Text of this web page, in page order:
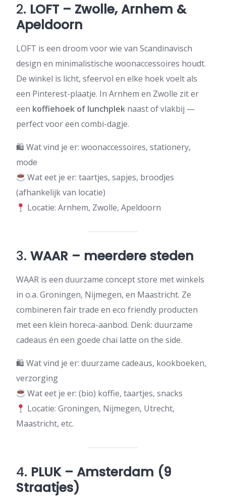
2. LOFT – Zwolle, Arnhem &
Apeldoorn
LOFT is een droom voor wie van Scandinavisch
design en minimalistische woonaccessoires houdt.
De winkel is licht, sfeervol en elke hoek voelt als
een Pinterest-plaatje. In Arnhem en Zwolle zit er
een koffiehoek of lunchplek naast of vlakbij —
perfect voor een combi-dagje.
🛍 Wat vind je er: woonaccessoires, stationery,
mode
Wat eet je er: taartjes, sapjes, broodjes
(afhankelijk van locatie)
Locatie: Arnhem, Zwolle, Apeldoorn
3. WAAR – meerdere steden
WAAR is een duurzame concept store met winkels
in o.a. Groningen, Nijmegen, en Maastricht. Ze
combineren fair trade en eco friendly producten
met een klein horeca-aanbod. Denk: duurzame
cadeaus én een goede chai latte on the side.
🛍 Wat vind je er: duurzame cadeaus, kookboeken,
verzorging
Wat eet je er: (bio) koffie, taartjes, snacks
Locatie: Groningen, Nijmegen, Utrecht,
Maastricht, etc.
4. PLUK – Amsterdam (9
Straatjes)